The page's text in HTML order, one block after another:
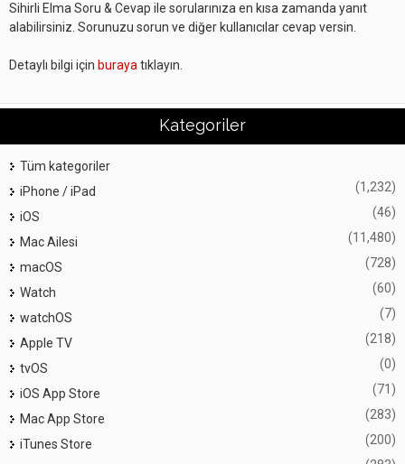
Sihirli Elma Soru & Cevap ile sorularınıza en kısa zamanda yanıt
alabilirsiniz. Sorunuzu sorun ve diğer kullanıcılar cevap versin.
Detaylı bilgi için buraya tıklayın.
Kategoriler
Tüm kategoriler
iPhone / iPad
(1,232)
iOS (46)
Mac Ailesi (11,480)
macOS (728)
Watch (60)
watchOS (7)
Apple TV (218)
tvOS (0)
iOS App Store (71)
Mac App Store (283)
iTunes Store (200)